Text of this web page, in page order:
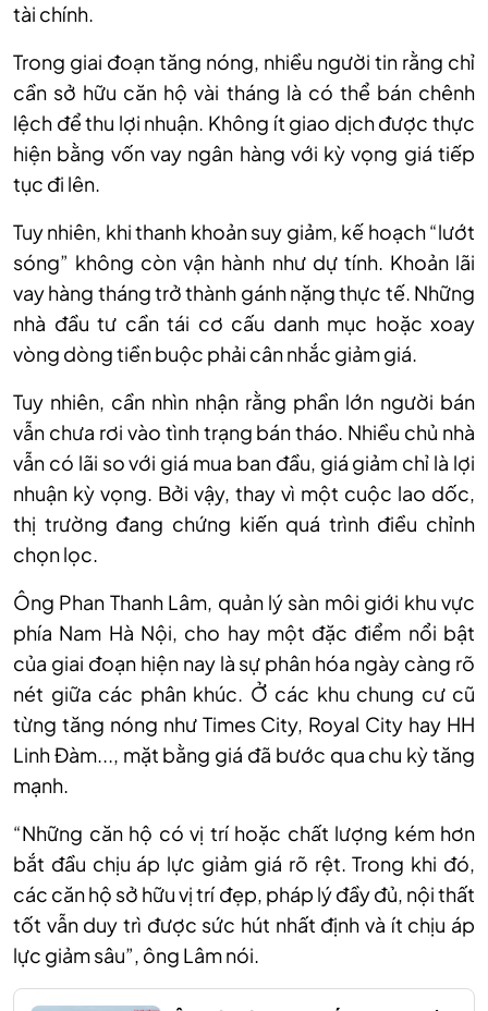
tài chính.
Trong giai đoạn tăng nóng, nhiều người tin rằng chỉ
cần sở hữu căn hộ vài tháng là có thể bán chênh
lệch để thu lợi nhuận. Không ít giao dịch được thực
hiện bằng vốn vay ngân hàng với kỳ vọng giá tiếp
tục đi lên.
Tuy nhiên, khi thanh khoản suy giảm, kế hoạch “lướt
sóng” không còn vận hành như dự tính. Khoản lãi
vay hàng tháng trở thành gánh nặng thực tế. Những
nhà đầu tư cần tái cơ cấu danh mục hoặc xoay
vòng dòng tiền buộc phải cân nhắc giảm giá.
Tuy nhiên, cần nhìn nhận rằng phần lớn người bán
vẫn chưa rơi vào tình trạng bán tháo. Nhiều chủ nhà
vẫn có lãi so với giá mua ban đầu, giá giảm chỉ là lợi
nhuận kỳ vọng. Bởi vậy, thay vì một cuộc lao dốc,
thị trường đang chứng kiến quá trình điều chỉnh
chọn lọc.
Ông Phan Thanh Lâm, quản lý sàn môi giới khu vực
phía Nam Hà Nội, cho hay một đặc điểm nổi bật
của giai đoạn hiện nay là sự phân hóa ngày càng rõ
nét giữa các phân khúc. Ở các khu chung cư cũ
từng tăng nóng như Times City, Royal City hay HH
Linh Đàm..., mặt bằng giá đã bước qua chu kỳ tăng
mạnh.
“Những căn hộ có vị trí hoặc chất lượng kém hơn
bắt đầu chịu áp lực giảm giá rõ rệt. Trong khi đó,
các căn hộ sở hữu vị trí đẹp, pháp lý đầy đủ, nội thất
tốt vẫn duy trì được sức hút nhất định và ít chịu áp
lực giảm sâu”, ông Lâm nói.